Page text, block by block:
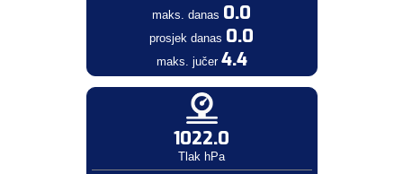
maks. danas 0.0
prosjek danas 0.0
maks. jučer 4.4
1022.0
Tlak hPa